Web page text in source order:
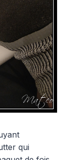
qui